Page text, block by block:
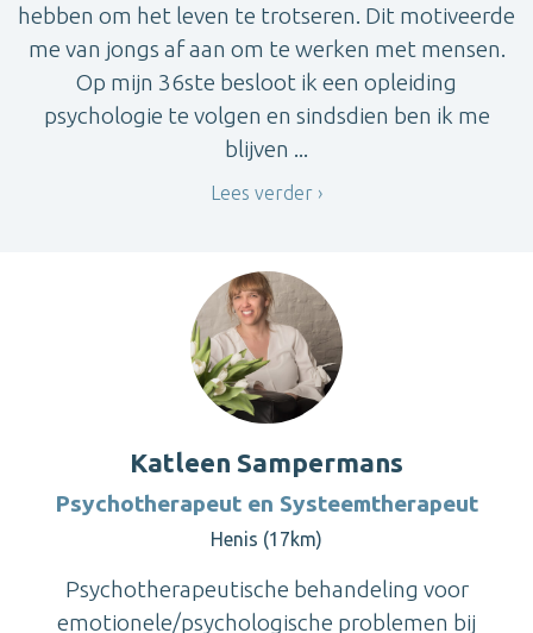
hebben om het leven te trotseren. Dit motiveerde
me van jongs af aan om te werken met mensen.
Op mijn 36ste besloot ik een opleiding
psychologie te volgen en sindsdien ben ik me
blijven ...
Lees verder
Katleen Sampermans
Psychotherapeut en Systeemtherapeut
Henis (17km)
Psychotherapeutische behandeling voor
emotionele/psychologische problemen bij